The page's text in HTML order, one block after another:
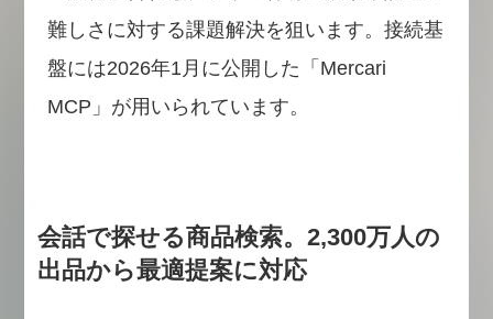
難しさに対する課題解決を狙います。接続基
盤には2026年1月に公開した「Mercari
MCP」が用いられています。
会話で探せる商品検索。2,300万人の
出品から最適提案に対応